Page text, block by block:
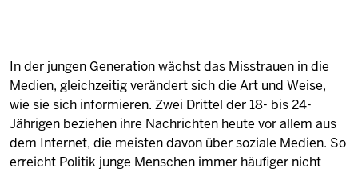
In der jungen Generation wächst das Misstrauen in die
Medien, gleichzeitig verändert sich die Art und Weise,
wie sie sich informieren. Zwei Drittel der 18- bis 24-
Jährigen beziehen ihre Nachrichten heute vor allem aus
dem Internet, die meisten davon über soziale Medien. So
erreicht Politik junge Menschen immer häufiger nicht